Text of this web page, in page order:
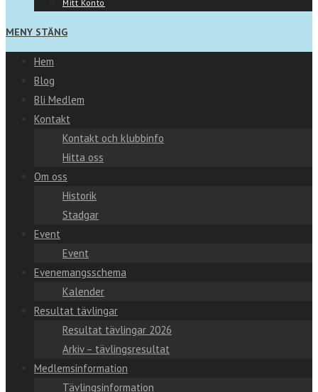
Mitt Konto
MENY STÄNG
Hem
Blog
Bli Medlem
Kontakt
Kontakt och klubbinfo
Hitta oss
Om oss
Historik
Stadgar
Event
Event
Evenemangsschema
Kalender
Resultat tävlingar
Resultat tävlingar 2026
Arkiv – tävlingsresultat
Medlemsinformation
Tävlingsinformation